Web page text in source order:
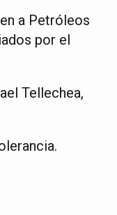
a Petróleos
por el
Tellechea,